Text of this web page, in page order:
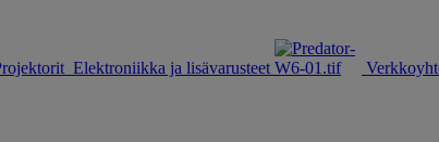
Elektroniikka ja lisävarusteet